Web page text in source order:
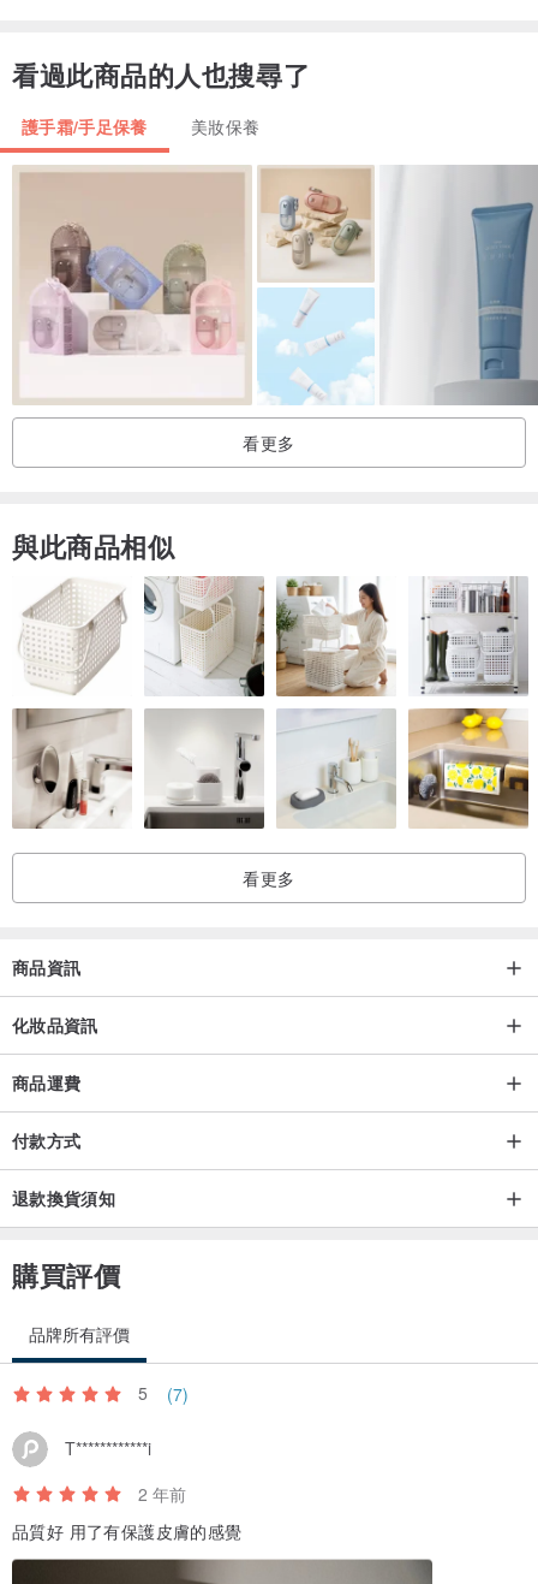
3.本商品僅供手部保養，不可食用。
製造商：Laboratorium Kosmetyków Naturalnych Farmona Sp. z o.
o.
製造商地址：ul. Jugowicka 10c 30-443 Kraków
進口/代理商：鑫源百貨批發有限公司
進口/代理商統一編號：13136748
進口/代理商地址：新北市五股區五權七路61號5樓
看過此商品的人也搜尋了
護手霜/手足保養 美妝保養
看更多
與此商品相似
看更多
商品資訊
化妝品資訊
商品運費
付款方式
退款換貨須知
購買評價
品牌所有評價
5 (7)
T************i
2 年前
品質好 用了有保護皮膚的感覺